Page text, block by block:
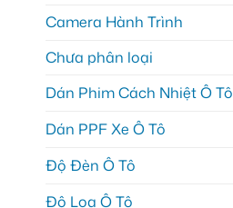
Camera Hành Trình
Chưa phân loại
Dán Phim Cách Nhiệt Ô Tô
Dán PPF Xe Ô Tô
Độ Đèn Ô Tô
Độ Loa Ô Tô